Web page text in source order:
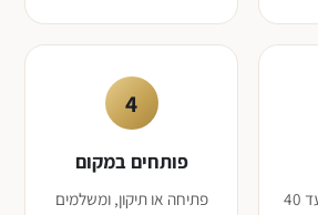
הגעה אליכם תוך 20 עד 40
4
פותחים במקום
פתיחה או תיקון, ומשלמים